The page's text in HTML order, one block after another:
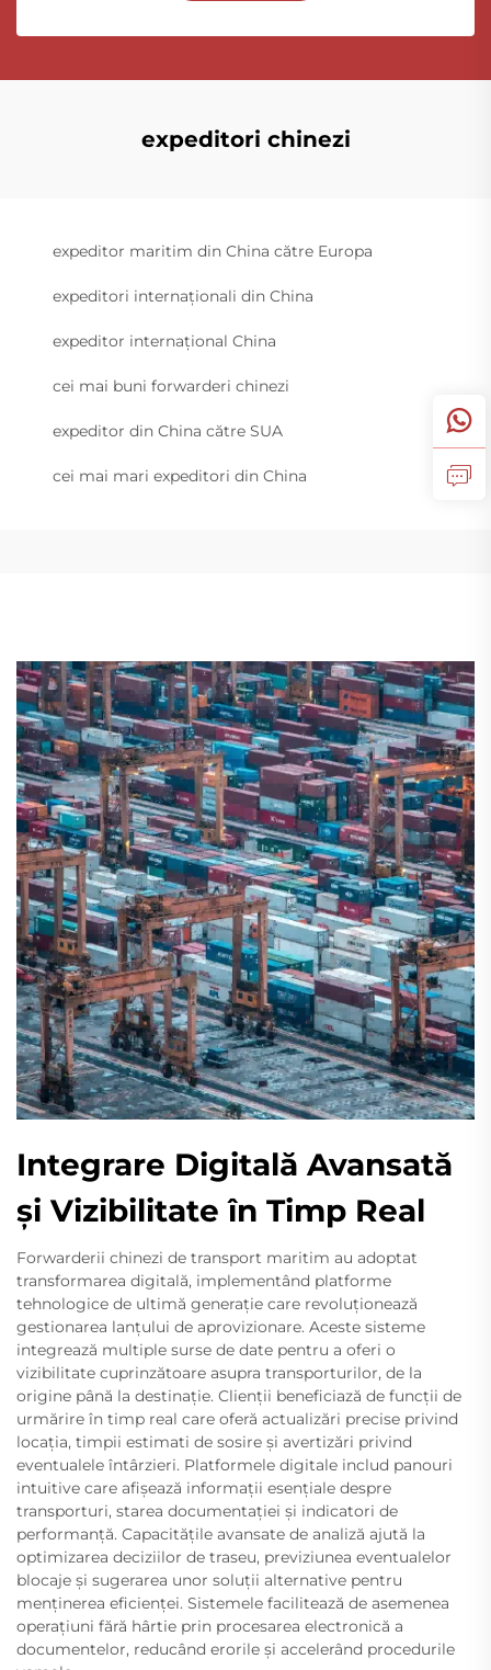
expeditori chinezi
expeditor maritim din China către Europa
expeditori internaționali din China
expeditor internațional China
cei mai buni forwarderi chinezi
expeditor din China către SUA
cei mai mari expeditori din China
Integrare Digitală Avansată
și Vizibilitate în Timp Real
Forwarderii chinezi de transport maritim au adoptat
transformarea digitală, implementând platforme
tehnologice de ultimă generație care revoluționează
gestionarea lanțului de aprovizionare. Aceste sisteme
integrează multiple surse de date pentru a oferi o
vizibilitate cuprinzătoare asupra transporturilor, de la
origine până la destinație. Clienții beneficiază de funcții de
urmărire în timp real care oferă actualizări precise privind
locația, timpii estimati de sosire și avertizări privind
eventualele întârzieri. Platformele digitale includ panouri
intuitive care afișează informații esențiale despre
transporturi, starea documentației și indicatori de
performanță. Capacitățile avansate de analiză ajută la
optimizarea deciziilor de traseu, previziunea eventualelor
blocaje și sugerarea unor soluții alternative pentru
menținerea eficienței. Sistemele facilitează de asemenea
operațiuni fără hârtie prin procesarea electronică a
documentelor, reducând erorile și accelerând procedurile